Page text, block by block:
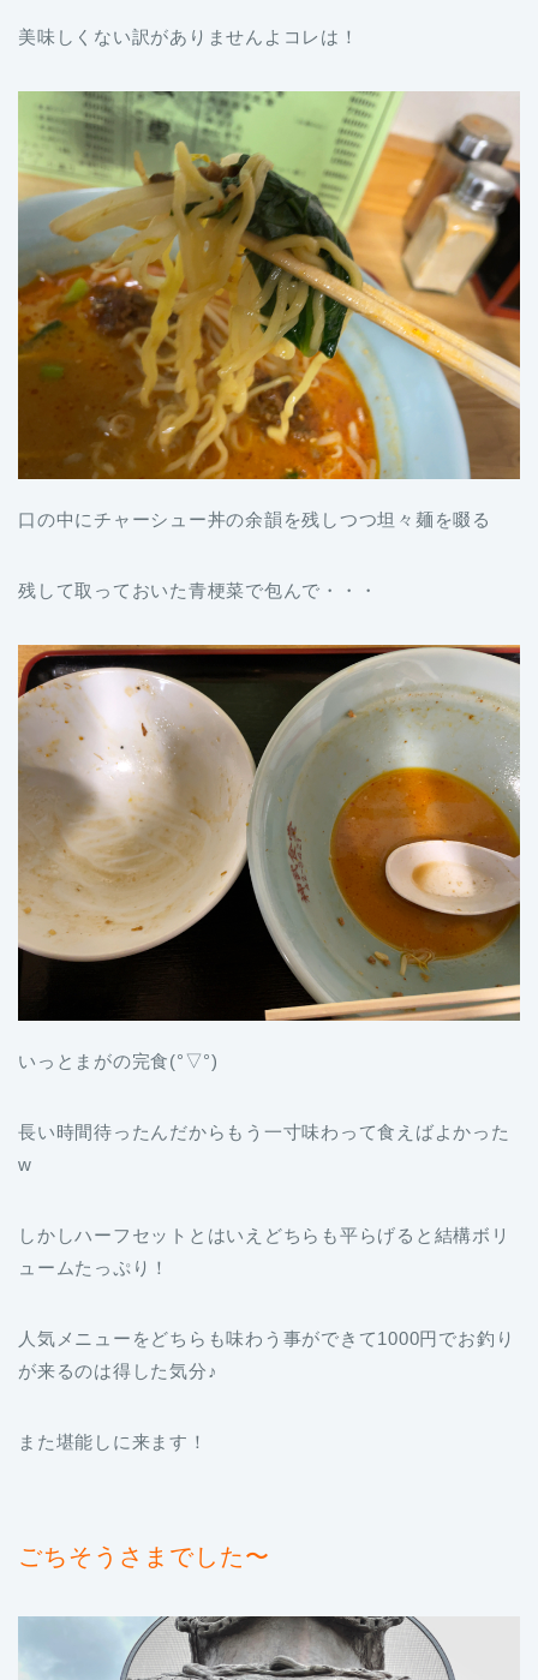
美味しくない訳がありませんよコレは！
口の中にチャーシュー丼の余韻を残しつつ坦々麺を啜る
残して取っておいた青梗菜で包んで・・・
いっとまがの完食(°▽°)
長い時間待ったんだからもう一寸味わって食えばよかった
w
しかしハーフセットとはいえどちらも平らげると結構ボリ
ュームたっぷり！
人気メニューをどちらも味わう事ができて1000円でお釣り
が来るのは得した気分♪
また堪能しに来ます！
ごちそうさまでした〜